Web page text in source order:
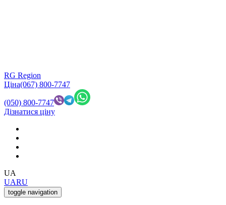
RG Region
Ціна(067) 800-7747
(050) 800-7747
Дізнатися ціну
UA
UARU
toggle navigation